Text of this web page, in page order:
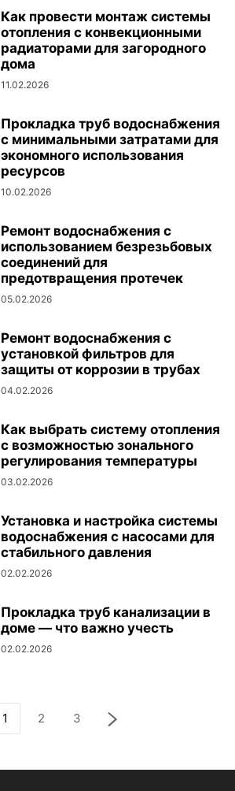
Как провести монтаж системы
отопления с конвекционными
радиаторами для загородного
дома
11.02.2026
Прокладка труб водоснабжения
с минимальными затратами для
экономного использования
ресурсов
10.02.2026
Ремонт водоснабжения с
использованием безрезьбовых
соединений для
предотвращения протечек
05.02.2026
Ремонт водоснабжения с
установкой фильтров для
защиты от коррозии в трубах
04.02.2026
Как выбрать систему отопления
с возможностью зонального
регулирования температуры
03.02.2026
Установка и настройка системы
водоснабжения с насосами для
стабильного давления
02.02.2026
Прокладка труб канализации в
доме — что важно учесть
02.02.2026
1 2 3